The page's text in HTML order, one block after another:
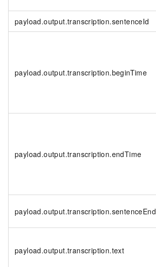
payload.output.transcription.sentenceId
payload.output.transcription.beginTime
payload.output.transcription.endTime
payload.output.transcription.sentenceEnd
payload.output.transcription.text